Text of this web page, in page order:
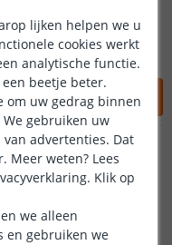
2 stuks
snoeren
20 Lumen
stuks | Sven
wit
reviews)
2 stuks
snoeren
20 Lumen
lijken helpen we u
cookies werkt
analytische functie.
beetje beter.
om uw gedrag binnen
gebruiken uw
advertenties. Dat
Meer weten? Lees
Klik op
we alleen
en gebruiken we